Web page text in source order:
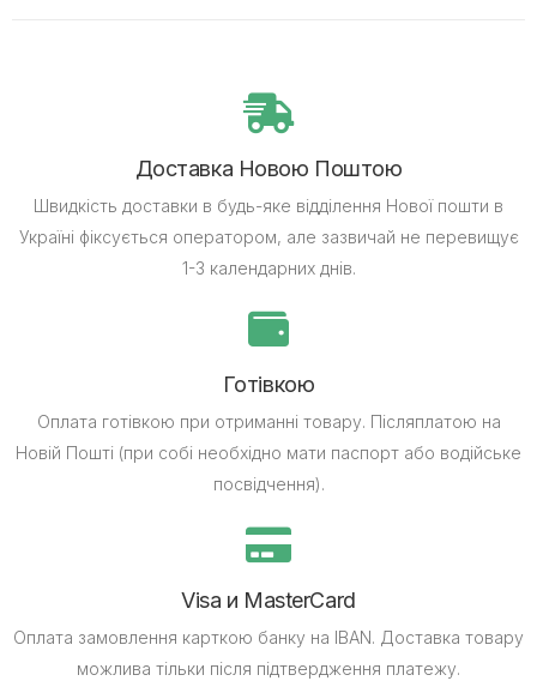
Доставка Новою Поштою
Швидкість доставки в будь-яке відділення Нової пошти в
Україні фіксується оператором, але зазвичай не перевищує
1-3 календарних днів.
Готівкою
Оплата готівкою при отриманні товару. Післяплатою на
Новій Пошті (при собі необхідно мати паспорт або водійське
посвідчення).
Visa и MasterCard
Оплата замовлення карткою банку на IBAN. Доставка товару
можлива тільки після підтвердження платежу.